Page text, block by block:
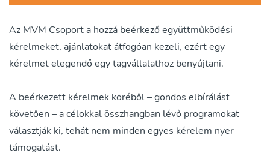
Az MVM Csoport a hozzá beérkező együttműködési
kérelmeket, ajánlatokat átfogóan kezeli, ezért egy
kérelmet elegendő egy tagvállalathoz benyújtani.
A beérkezett kérelmek köréből – gondos elbírálást
követően – a célokkal összhangban lévő programokat
választják ki, tehát nem minden egyes kérelem nyer
támogatást.